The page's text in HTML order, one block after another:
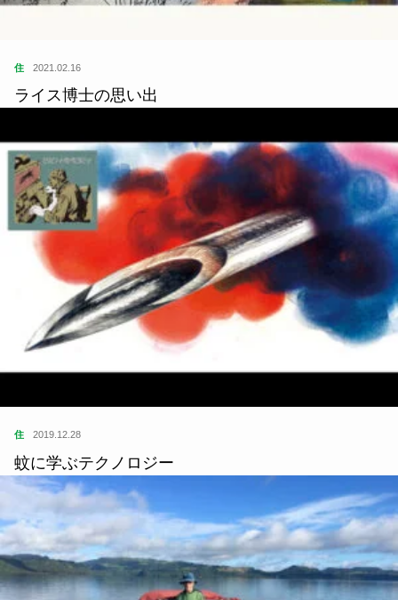
住 2021.02.16
ライス博士の思い出
住 2019.12.28
蚊に学ぶテクノロジー